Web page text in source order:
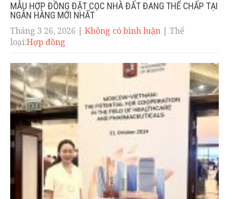
MẪU HỢP ĐỒNG ĐẶT CỌC NHÀ ĐẤT ĐANG THẾ CHẤP TẠI
NGÂN HÀNG MỚI NHẤT
Tháng 3 26, 2026 | Không có bình luận | Thể
loại:Hợp đồng